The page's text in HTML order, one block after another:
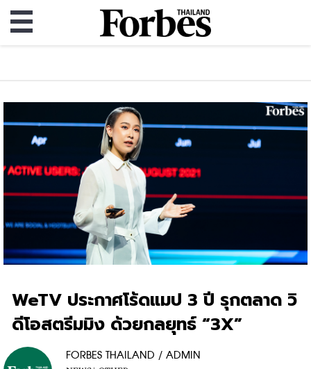
WeTV ประกาศโร้ดแมป 3 ปี รุกตลาด วิ
ดีโอสตรีมมิง ด้วยกลยุทธ์ “3X”
FORBES THAILAND / ADMIN